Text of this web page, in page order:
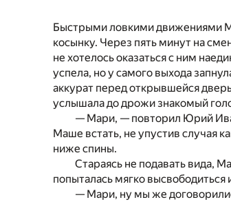
Быстрыми ловкими движениями
косынку. Через пять минут на
не хотелось оказаться с ним
успела, но у самого выхода
аккурат перед открывшейся
услышала до дрожи знакомый
— Мари, — повторил Юрий
Маше встать, не упустив случая
ниже спины.
Стараясь не подавать вида,
попыталась мягко высвободиться
— Мари, ну мы же